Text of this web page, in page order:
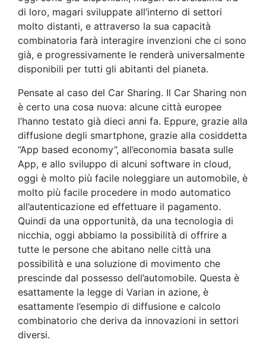
di loro, magari sviluppate all’interno di settori
molto distanti, e attraverso la sua capacità
combinatoria farà interagire invenzioni che ci sono
già, e progressivamente le renderà universalmente
disponibili per tutti gli abitanti del pianeta.
Pensate al caso del Car Sharing. Il Car Sharing non
è certo una cosa nuova: alcune città europee
l’hanno testato già dieci anni fa. Eppure, grazie alla
diffusione degli smartphone, grazie alla cosiddetta
“App based economy”, all’economia basata sulle
App, e allo sviluppo di alcuni software in cloud,
oggi è molto più facile noleggiare un automobile, è
molto più facile procedere in modo automatico
all’autenticazione ed effettuare il pagamento.
Quindi da una opportunità, da una tecnologia di
nicchia, oggi abbiamo la possibilità di offrire a
tutte le persone che abitano nelle città una
possibilità e una soluzione di movimento che
prescinde dal possesso dell’automobile. Questa è
esattamente la legge di Varian in azione, è
esattamente l’esempio di diffusione e calcolo
combinatorio che deriva da innovazioni in settori
diversi.